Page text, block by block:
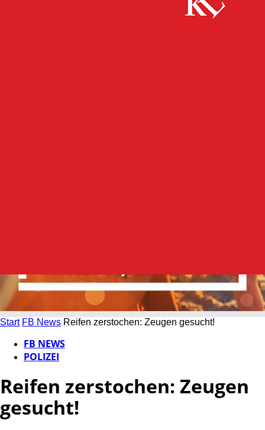
Start FB News Reifen zerstochen: Zeugen gesucht!
FB NEWS
POLIZEI
Reifen zerstochen: Zeugen
gesucht!